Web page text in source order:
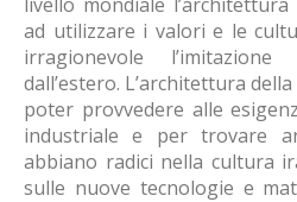
ad utilizzare i valori e le
irragionevole
dall’estero. L’architettura
poter provvedere alle
industriale e per trovare
abbiano radici nella cultura
sulle nuove tecnologie e